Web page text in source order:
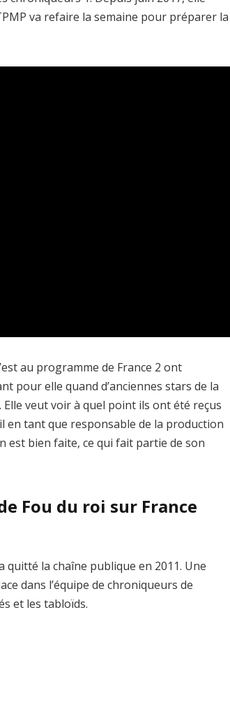
va refaire la semaine pour préparer la
au programme de France 2 ont
pour elle quand d’anciennes stars de la
veut voir à quel point ils ont été reçus
en tant que responsable de la production
est bien faite, ce qui fait partie de son
Fou du roi sur France
quitté la chaîne publique en 2011. Une
dans l’équipe de chroniqueurs de
et les tabloïds.